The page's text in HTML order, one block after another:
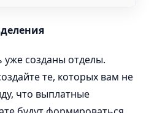
созданы отделы.
те, которых вам не
что выплатные